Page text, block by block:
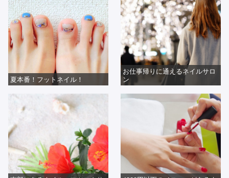
夏本番！フットネイル！
お仕事帰りに通えるネイルサロ
ン